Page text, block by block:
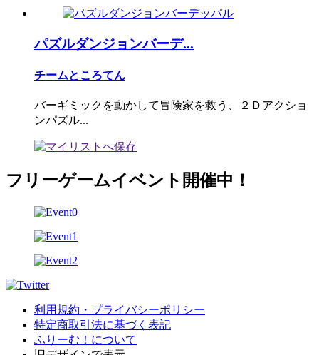
パズルダンジョンバーデ...
チームところてん
バーギミックを動かして冒険家を救う、２Ｄアクショ
ンパズル...
フリーゲームイベント開催中！
利用規約・プライバシーポリシー
特定商取引法に基づく表記
ふりーむ！について